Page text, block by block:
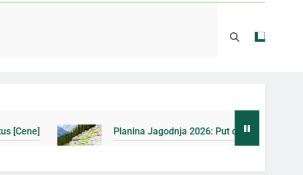
Planina Jagodnja 2026: Put do Mačkovog kamena bez rupa